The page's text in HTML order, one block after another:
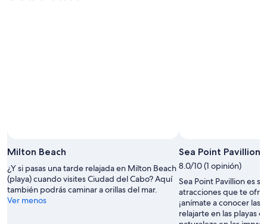
Milton Beach
¿Y si pasas una tarde relajada en Milton Beach
(playa) cuando visites Ciudad del Cabo? Aquí
también podrás caminar a orillas del mar.
Ver menos
Sea Point Pavillion
8.0/10 (1 opinión)
Sea Point Pavillion es
atracciones que te
¡anímate a conocer las
relajarte en las playas